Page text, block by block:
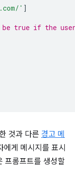
' ]
true if the
것과 다른 경고 메
게 메시지를 표시
프롬프트를 생성할